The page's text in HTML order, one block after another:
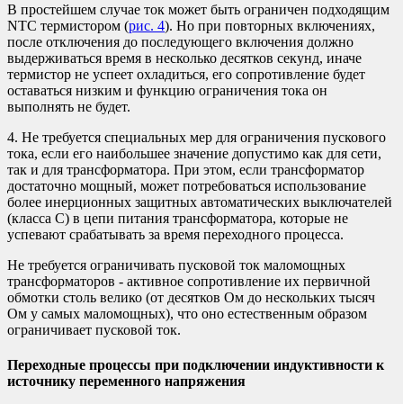
В простейшем случае ток может быть ограничен подходящим
NTC термистором (рис. 4). Но при повторных включениях,
после отключения до последующего включения должно
выдерживаться время в несколько десятков секунд, иначе
термистор не успеет охладиться, его сопротивление будет
оставаться низким и функцию ограничения тока он
выполнять не будет.
4. Не требуется специальных мер для ограничения пускового
тока, если его наибольшее значение допустимо как для сети,
так и для трансформатора. При этом, если трансформатор
достаточно мощный, может потребоваться использование
более инерционных защитных автоматических выключателей
(класса C) в цепи питания трансформатора, которые не
успевают срабатывать за время переходного процесса.
Не требуется ограничивать пусковой ток маломощных
трансформаторов - активное сопротивление их первичной
обмотки столь велико (от десятков Ом до нескольких тысяч
Ом у самых маломощных), что оно естественным образом
ограничивает пусковой ток.
Переходные процессы при подключении индуктивности к
источнику переменного напряжения